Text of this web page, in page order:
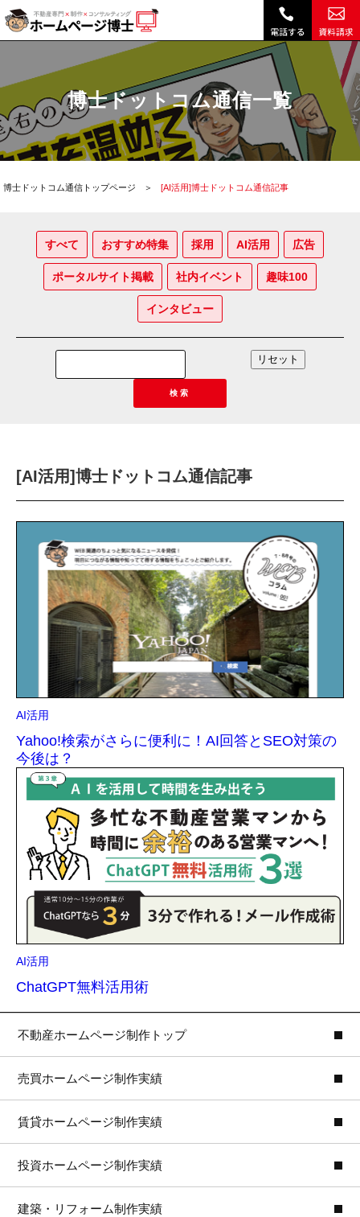
AI活用｜博士ドットコム通信記事|
博士ドットコム通信一覧
博士ドットコム通信トップページ [AI活用]博士ドットコム通信記事
すべて おすすめ特集 採用 AI活用 広告
ポータルサイト掲載 社内イベント 趣味100
インタビュー
リセット
検索
[AI活用]博士ドットコム通信記事
AI活用
Yahoo!検索がさらに便利に！AI回答とSEO対策の
今後は？
AI活用
ChatGPT無料活用術
不動産ホームページ制作トップ
売買ホームページ制作実績
賃貸ホームページ制作実績
投資ホームページ制作実績
建築・リフォーム制作実績